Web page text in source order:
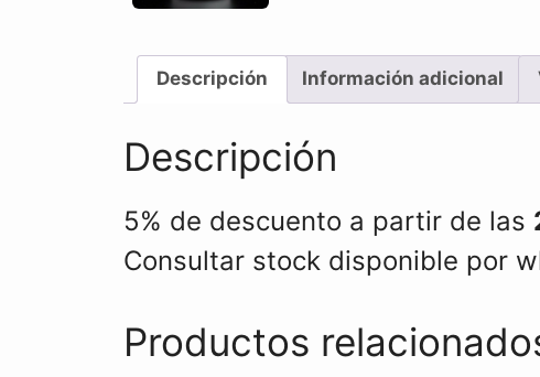
Descripción Información adicional
Descripción
5% de descuento a partir de las
Consultar stock disponible por
Productos